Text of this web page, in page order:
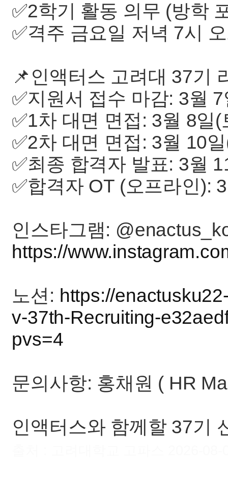
✅2학기 활동 의무 (방학
✅격주 금요일 저녁 7시
📌인액터스 고려대 37기
✅지원서 접수 마감: 3월
✅1차 대면 면접: 3월 8일(
✅2차 대면 면접: 3월 10
✅최종 합격자 발표: 3월
✅합격자 OT (오프라인):
인스타그램:
https://
노션: https://
v-37th-Recruiting-
pvs=4
문의사항: 홍채원 ( HR
인액터스와 함께할 37기